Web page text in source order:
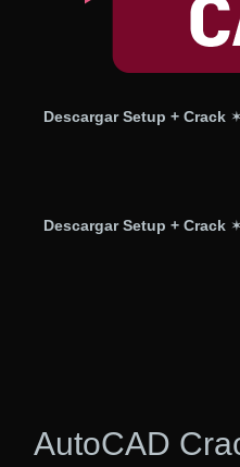
Descargar Setup + Crack
Descargar Setup + Crack
AutoCAD